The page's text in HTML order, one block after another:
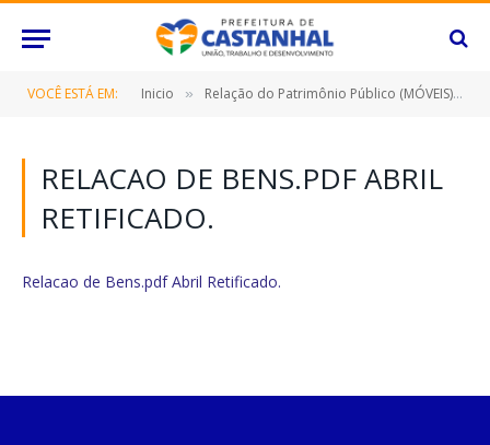
VOCÊ ESTÁ EM: Inicio » Relação do Patrimônio Público (MÓVEIS)
RELACAO DE BENS.PDF ABRIL
RETIFICADO.
Relacao de Bens.pdf Abril Retificado.